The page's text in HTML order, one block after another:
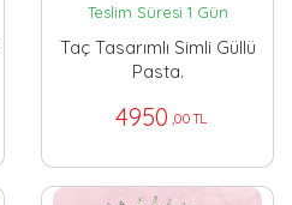
Teslim Süresi 1 Gün
Taç Tasarımlı Simli Güllü
Pasta.
4950 ,00 TL